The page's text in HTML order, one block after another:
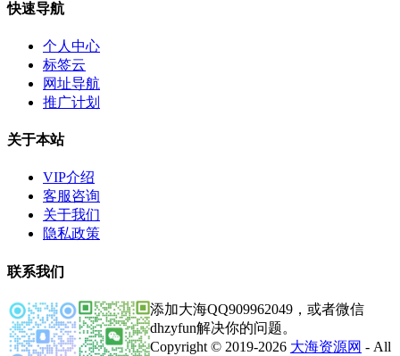
快速导航
个人中心
标签云
网址导航
推广计划
关于本站
VIP介绍
客服咨询
关于我们
隐私政策
联系我们
添加大海QQ909962049，或者微信
dhzyfun解决你的问题。
Copyright © 2019-2026 大海资源网 - All